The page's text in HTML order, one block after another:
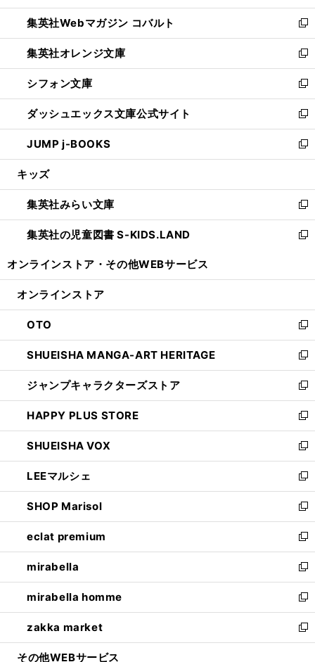
開
く
ウ
で
開
く
ン
ド
ウ
で
開
く
ウ
ィ
ン
ド
ウ
で
開
く
集英社Webマガジン コバルト
新
し
い
ウ
ィ
ン
ド
ウ
で
開
集英社オレンジ文庫
新
し
い
ウ
ィ
ン
ド
ウ
開
く
シフォン文庫
新
し
い
ウ
ィ
ン
ウ
で
開
く
ダッシュエックス文庫公式サイト
新
し
い
ウ
ン
ド
ウ
で
JUMP j-BOOKS
新
し
ウ
ィ
ン
ド
開
キッズ
集英社みらい文庫
新
し
い
ン
ウ
で
開
く
集英社の児童図書 S-KIDS.LAND
新
ウ
ン
ド
ウ
で
開
く
オンラインストア・ その他WEBサービス
オンラインストア
OTO
新
し
い
ウ
ィ
ン
ド
ウ
で
開
く
SHUEISHA MANGA-ART HERITAGE
新
し
い
ウ
ィ
ン
ド
ウ
で
開
く
ジャンプキャラクターズストア
新
し
い
ウ
ィ
ン
ド
ウ
で
開
く
HAPPY PLUS STORE
新
し
い
ウ
ィ
ン
ド
ウ
で
開
く
SHUEISHA VOX
新
し
い
ウ
ィ
ン
ド
ウ
で
開
く
LEEマルシェ
新
し
い
ウ
ィ
ン
ド
ウ
で
開
く
SHOP Marisol
新
し
い
ウ
ィ
ン
ド
ウ
で
開
eclat premium
新
し
い
ウ
ィ
ン
ド
ウ
mirabella
新
し
い
ウ
ィ
ン
mirabella homme
新
し
い
ウ
zakka market
新
し
その他WEBサービス